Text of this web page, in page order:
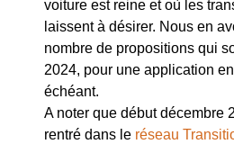
voiture est reine et où les
laissent à désirer. Nous en
nombre de propositions qui
2024, pour une application
échéant.
A noter que début décembre
rentré dans le réseau